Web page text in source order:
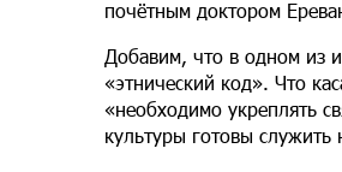
почётным доктором
Добавим, что в одном из
«этнический код». Что
«необходимо укреплять
культуры готовы